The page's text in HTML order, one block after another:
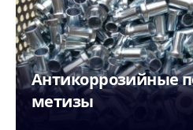
Антикоррозийные
метизы